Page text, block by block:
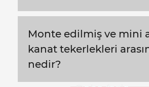
Monte edilmiş ve mini
kanat tekerlekleri
nedir?